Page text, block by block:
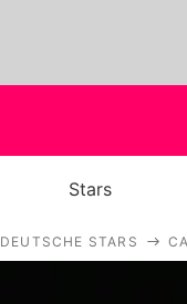
Stars
DEUTSCHE STARS